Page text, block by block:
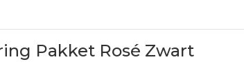
Pakket Rosé Zwart